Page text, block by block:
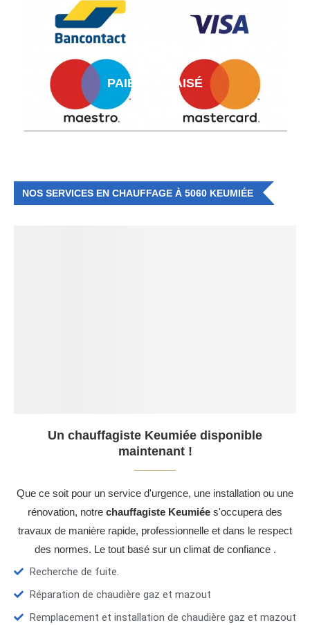
PAIEMENT AISÉ
NOS SERVICES EN CHAUFFAGE À 5060 KEUMIÉE
Un chauffagiste Keumiée disponible
maintenant !
Que ce soit pour un service d'urgence, une installation ou une
rénovation, notre chauffagiste Keumiée s'occupera des
travaux de manière rapide, professionnelle et dans le respect
des normes. Le tout basé sur un climat de confiance .
Recherche de fuite.
Réparation de chaudière gaz et mazout
Remplacement et installation de chaudière gaz et mazout